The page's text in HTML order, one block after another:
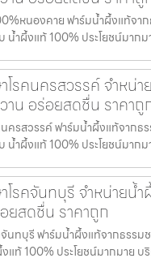
หนองคาย ฟาร์มน้ำผึ้งแท้จา
น้ำผึ้งแท้ 100% ประโยชน์มากม
โรคนครสวรรค์ จำหน่า
น อร่อยสดชื่น ราคาถู
ครสวรรค์ ฟาร์มน้ำผึ้งแท้จากธ
น้ำผึ้งแท้ 100% ประโยชน์มากม
โรคจันทบุรี จำหน่ายน้
ยสดชื่น ราคาถูก
นทบุรี ฟาร์มน้ำผึ้งแท้จากธรรม
แท้ 100% ประโยชน์มากมาย บ